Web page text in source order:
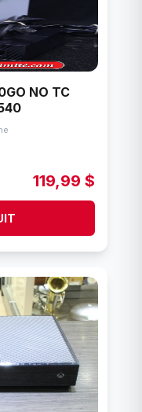
NO TC
119,99 $